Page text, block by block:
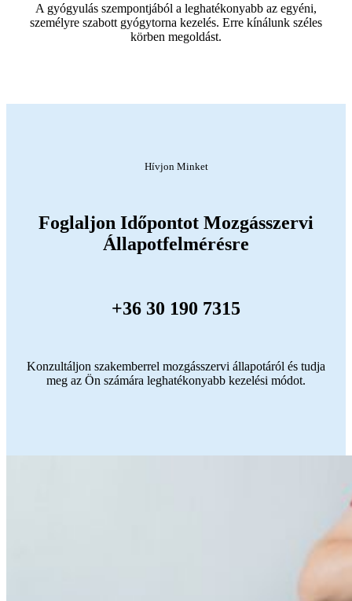
A gyógyulás szempontjából a leghatékonyabb az egyéni,
személyre szabott gyógytorna kezelés. Erre kínálunk széles
körben megoldást.
Hívjon Minket
Foglaljon Időpontot Mozgásszervi
Állapotfelmérésre
+36 30 190 7315
Konzultáljon szakemberrel mozgásszervi állapotáról és tudja
meg az Ön számára leghatékonyabb kezelési módot.